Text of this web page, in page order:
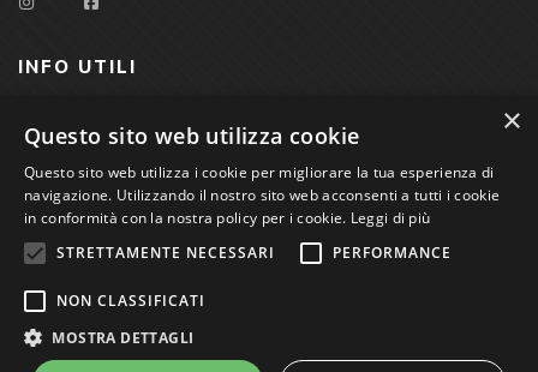
INFO UTILI
CONDIZIONI DI VENDITA
PRIVACY POLICY
COOKIE POLICY
Studio Bibliografico Scriptorium Dott.ssa Sara Bassi VAT
nr. 01744000207
×
Questo sito web utilizza cookie
Questo sito web utilizza i cookie per migliorare la tua esperienza di
navigazione. Utilizzando il nostro sito web acconsenti a tutti i cookie
in conformità con la nostra policy per i cookie. Leggi di più
STRETTAMENTE NECESSARI
PERFORMANCE
NON CLASSIFICATI
MOSTRA DETTAGLI